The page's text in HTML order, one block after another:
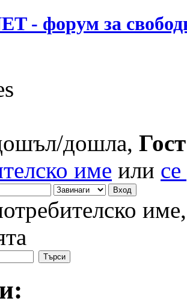
- форум за
дошла, Гост
име или